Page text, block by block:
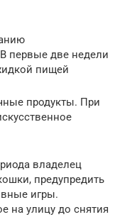
первые две недели
пищей
продукты. При
владелец
предупредить
игры.
на улицу до снятия